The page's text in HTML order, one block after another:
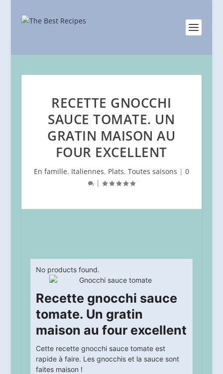
RECETTE GNOCCHI
SAUCE TOMATE. UN
GRATIN MAISON AU
FOUR EXCELLENT
En famille, Italiennes, Plats, Toutes saisons | 0
|
No products found.
Recette gnocchi sauce
tomate. Un gratin
maison au four excellent
Cette recette gnocchi sauce tomate est
rapide à faire. Les gnocchis et la sauce sont
faites maison !